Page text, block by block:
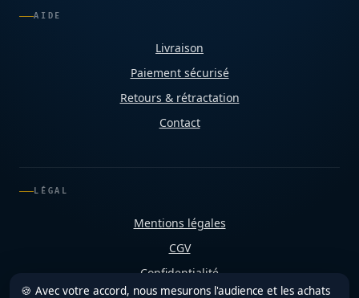
AIDE
Livraison
Paiement sécurisé
Retours & rétractation
Contact
LÉGAL
Mentions légales
CGV
Confidentialité
🍪 Avec votre accord, nous mesurons l'audience et les achats